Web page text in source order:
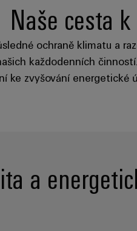
Naše cesta
ochraně klimatu a
každodenních
ke zvyšování
a